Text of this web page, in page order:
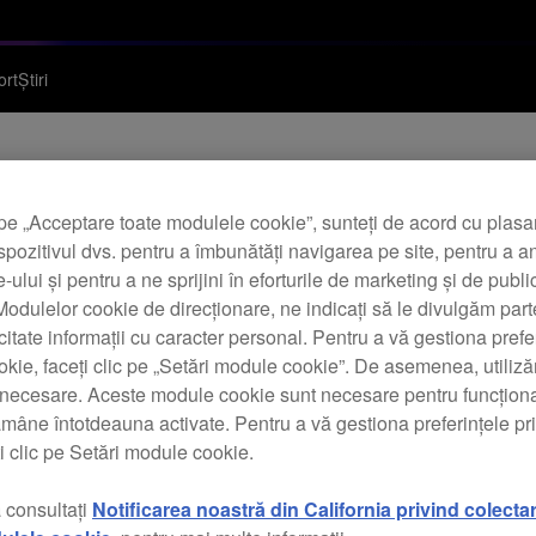
Știri
update
„Acceptare toate modulele cookie”, sunteți de acord cu
dvs. pentru a îmbunătăți navigarea pe site, pentru a
ului și pentru a ne sprijini în eforturile de marketing și de
cookie de direcționare, ne indicați să le divulgăm
informații cu caracter personal. Pentru a vă gestiona
faceți clic pe „Setări module cookie”. De asemenea,
Aceste module cookie sunt necesare pentru
întotdeauna activate. Pentru a vă gestiona preferințele
clic pe Setări module cookie.
Notificarea noastră din California privind